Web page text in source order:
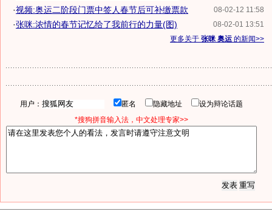
08-02-12 11:58
·视频:奥运二阶段门票中签人春节后可补缴票款
08-02-01 13:51
·张咪:浓情的春节记忆给了我前行的力量(图)
更多关于 张咪 奥运 的新闻>>
用户： 匿名 隐藏地址
设为辩论话题
*搜狗拼音输入法，中文处理专家>>